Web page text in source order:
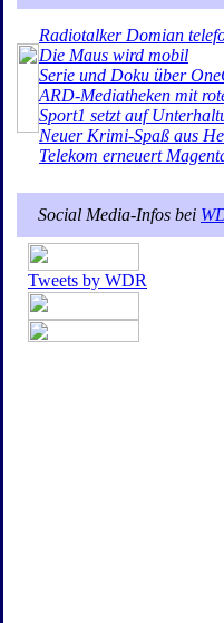
Radiotalker Domian
Die Maus wird mobil
Serie und Doku über
ARD-Mediatheken mit
Sport1 setzt auf
Neuer Krimi-Spaß aus
Telekom erneuert
Social Media-Infos bei
Tweets by WDR